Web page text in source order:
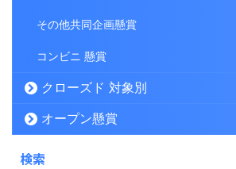
その他共同企画懸賞
コンビニ 懸賞
クローズド 対象別
オープン懸賞
検索